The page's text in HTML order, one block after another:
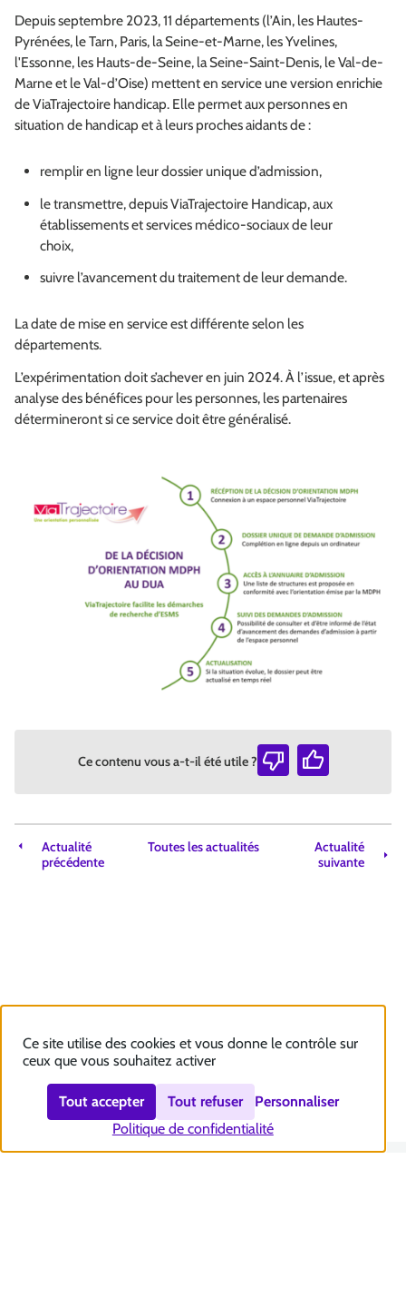
Depuis septembre 2023, 11 départements (l’Ain, les Hautes-
Pyrénées, le Tarn, Paris, la Seine-et-Marne, les Yvelines,
l'Essonne, les Hauts-de-Seine, la Seine-Saint-Denis, le Val-de-
Marne et le Val-d’Oise) mettent en service une version enrichie
de ViaTrajectoire handicap. Elle permet aux personnes en
situation de handicap et à leurs proches aidants de :
remplir en ligne leur dossier unique d’admission,
le transmettre, depuis ViaTrajectoire Handicap, aux
établissements et services médico-sociaux de leur
choix,
suivre l’avancement du traitement de leur demande.
La date de mise en service est différente selon les
départements.
L’expérimentation doit s’achever en juin 2024. À l’issue, et après
analyse des bénéfices pour les personnes, les partenaires
détermineront si ce service doit être généralisé.
Ce contenu vous a-t-il été utile ?
Actualité
précédente
Toutes les actualités
Actualité
suivante
Ce site utilise des cookies et vous donne le contrôle sur
ceux que vous souhaitez activer
Tout accepter Tout refuser
Personnaliser
Politique de confidentialité